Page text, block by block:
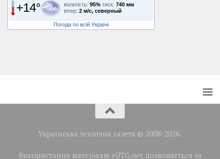
+14° вологість: 95% тиск: 740 мм
вітер: 2 м/с, северный
Погода по всій Україні
Українська технічна газета © 2008-2026.
Використання матеріалів eUTG.net дозволяється за